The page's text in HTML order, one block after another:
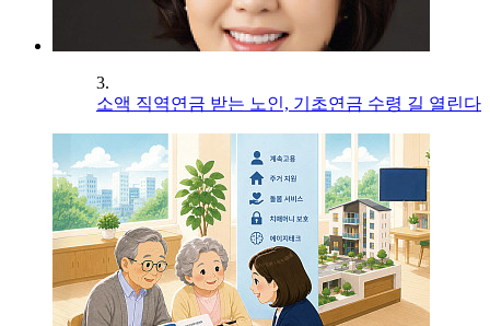
3.
소액 직역연금 받는 노인, 기초연금 수령 길 열린다